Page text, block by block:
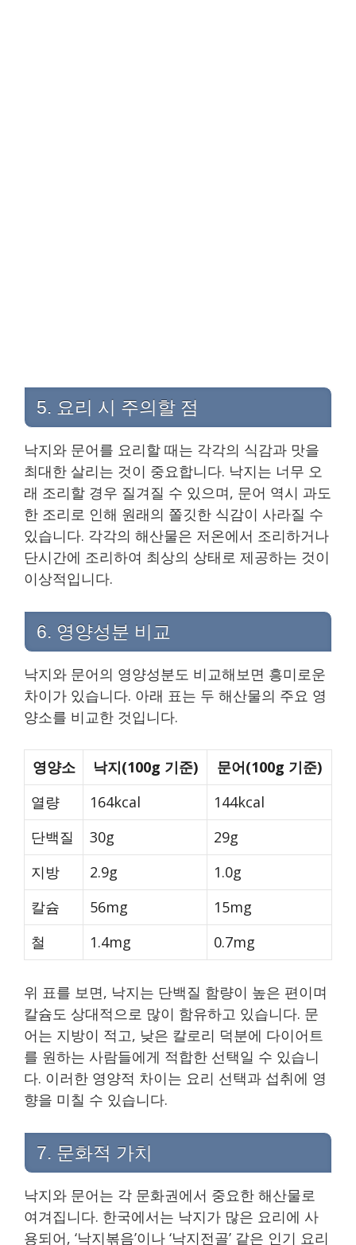
5. 요리 시 주의할 점
낙지와 문어를 요리할 때는 각각의 식감과 맛을
최대한 살리는 것이 중요합니다. 낙지는 너무 오
래 조리할 경우 질겨질 수 있으며, 문어 역시 과도
한 조리로 인해 원래의 쫄깃한 식감이 사라질 수
있습니다. 각각의 해산물은 저온에서 조리하거나
단시간에 조리하여 최상의 상태로 제공하는 것이
이상적입니다.
6. 영양성분 비교
낙지와 문어의 영양성분도 비교해보면 흥미로운
차이가 있습니다. 아래 표는 두 해산물의 주요 영
양소를 비교한 것입니다.
영양소 낙지(100g 기준)
문어(100g 기준)
열량
164kcal
144kcal
단백질
30g
29g
지방
2.9g
1.0g
칼슘
56mg
15mg
철
1.4mg 0.7mg
위 표를 보면, 낙지는 단백질 함량이 높은 편이며
칼슘도 상대적으로 많이 함유하고 있습니다. 문
어는 지방이 적고, 낮은 칼로리 덕분에 다이어트
를 원하는 사람들에게 적합한 선택일 수 있습니
다. 이러한 영양적 차이는 요리 선택과 섭취에 영
향을 미칠 수 있습니다.
7. 문화적 가치
낙지와 문어는 각 문화권에서 중요한 해산물로
여겨집니다. 한국에서는 낙지가 많은 요리에 사
용되어, ‘낙지볶음’이나 ‘낙지전골’ 같은 인기 요리